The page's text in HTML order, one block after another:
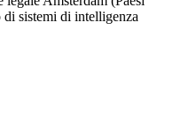
di sistemi di intelligenza